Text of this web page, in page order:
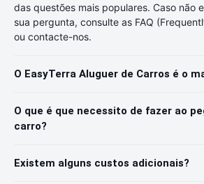
das questões mais populares. Caso não
sua pergunta, consulte as FAQ
ou contacte-nos.
O EasyTerra Aluguer de Carros é o
O que é que necessito de fazer ao
carro?
Existem alguns custos adicionais?